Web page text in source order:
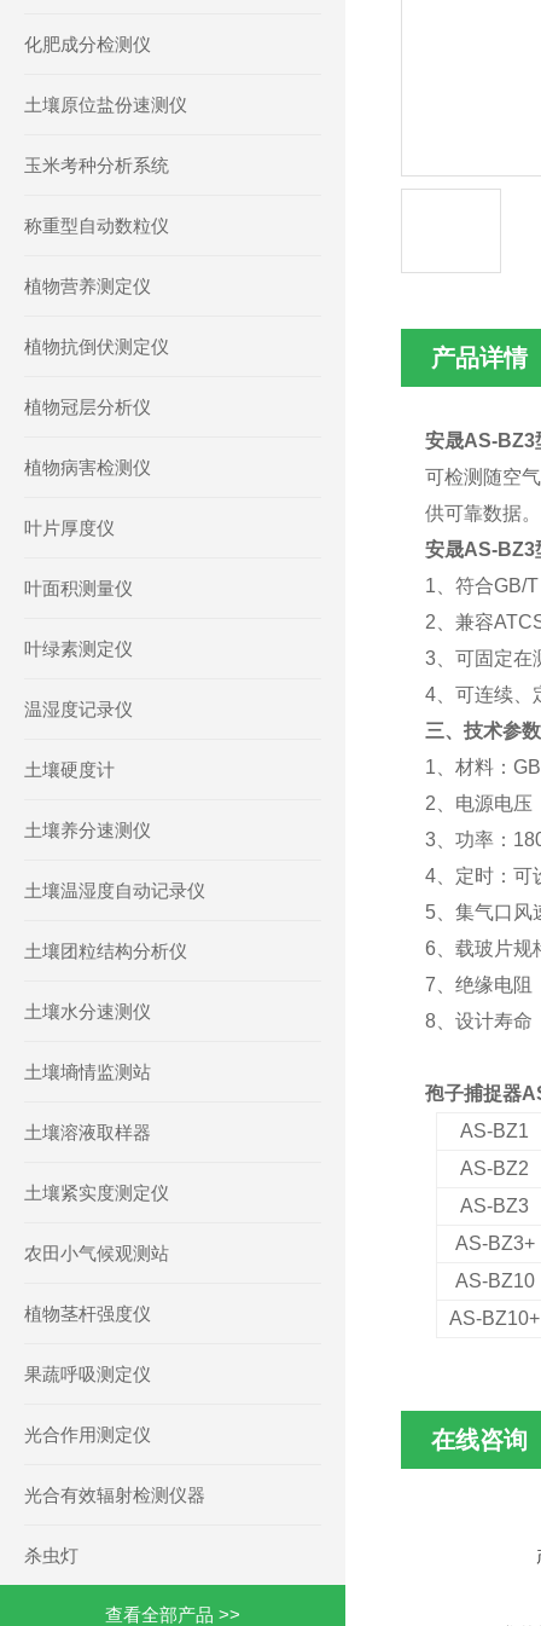
化肥成分检测仪
土壤原位盐份速测仪
玉米考种分析系统
称重型自动数粒仪
植物营养测定仪
植物抗倒伏测定仪
植物冠层分析仪
植物病害检测仪
叶片厚度仪
叶面积测量仪
叶绿素测定仪
温湿度记录仪
土壤硬度计
土壤养分速测仪
土壤温湿度自动记录仪
土壤团粒结构分析仪
土壤水分速测仪
土壤墒情监测站
土壤溶液取样器
土壤紧实度测定仪
农田小气候观测站
植物茎杆强度仪
果蔬呼吸测定仪
光合作用测定仪
光合有效辐射检测仪器
杀虫灯
查看全部产品 >>
产品详情
安晟AS-BZ3
可检测随空
供可靠数据
安晟AS-BZ3
1、符合GB/
2、兼容
3、可固定在
4、可连续、
三、技术参数
1、 材料：
2、电源电压
3、功率：
4、定时：可
5、集气口风
6、载玻片规
7、绝缘电阻
8、设计寿命
孢子捕捉器
AS-BZ1
AS-BZ2
AS-BZ3
AS-BZ3+
AS-BZ10
AS-BZ10+
在线咨询